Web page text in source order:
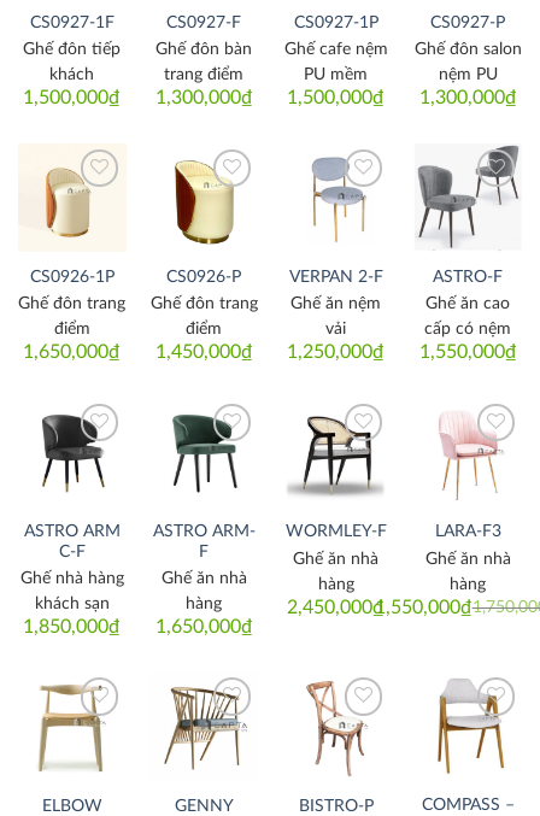
CS0927-1F
1,500,000₫
Ghế đôn tiếp
khách
CS0927-F
1,300,000₫
Ghế đôn bàn
trang điểm
CS0927-1P
1,500,000₫
Ghế cafe nệm
PU mềm
CS0927-P
1,300,000₫
Ghế đôn salon
nệm PU
CS0926-1P
1,650,000₫
Ghế đôn trang
điểm
CS0926-P
1,450,000₫
Ghế đôn trang
điểm
Thích
VERPAN 2-F
1,250,000₫
Ghế ăn nệm
vải
ASTRO-F
1,550,000₫
Ghế ăn cao
cấp có nệm
Thích
ASTRO ARM
C-F
1,850,000₫
Ghế nhà hàng
khách sạn
Thích
ASTRO ARM-
F
1,650,000₫
Ghế ăn nhà
hàng
Thích
WORMLEY-F
2,450,000₫
Ghế ăn nhà
hàng
Thích
LARA-F3
Original
1,550,000₫Current
Ghế ăn nhà
hàng
Thích
ELBOW
Thích
GENNY
Thích
BISTRO-P
Thích
COMPASS –